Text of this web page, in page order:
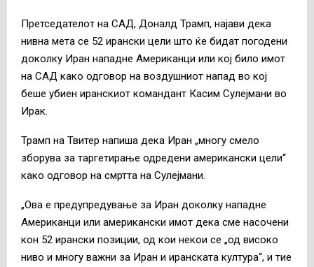
Претседателот на САД, Доналд Трамп, најави дека
нивна мета се 52 ирански цели што ќе бидат погодени
доколку Иран нападне Американци или кој било имот
на САД како одговор на воздушниот напад во кој
беше убиен иранскиот командант Касим Сулејмани во
Ирак.
Трамп на Твитер напиша дека Иран „многу смело
зборува за таргетирање одредени американски цели“
како одговор на смртта на Сулејмани.
„Ова е предупредување за Иран доколку нападне
Американци или американски имот дека сме насочени
кон 52 ирански позиции, од кои некои се „од високо
ниво и многу важни за Иран и иранската култура“, и тие